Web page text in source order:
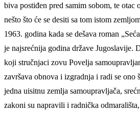
biva postiđen pred samim sobom, te otac
nešto što će se desiti sa tom istom
1963. godina kada se dešava roman
je najsrećnija godina države Jugoslavije.
koji stručnjaci zovu Povelja
završava obnova i izgradnja i radi se ono
jedna uisitnu zemlja samoupravljača,
zakoni su napravili i radnička